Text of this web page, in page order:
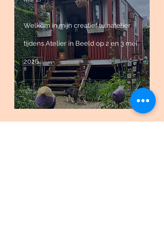
Welkom in mijn creatief tuinatelier
tijdens Atelier in Beeld op 2 en 3 mei
2026